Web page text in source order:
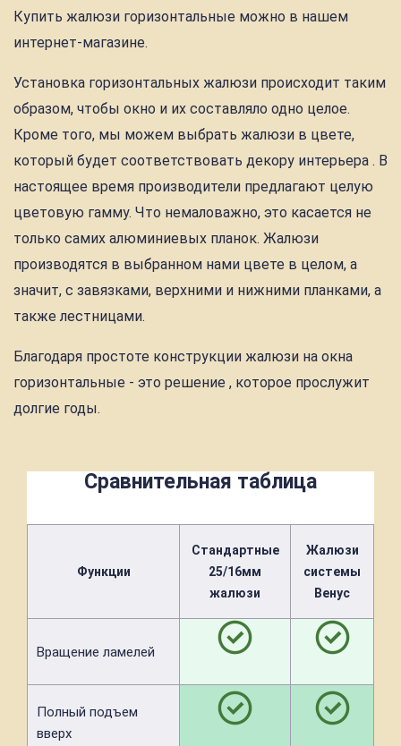
Купить жалюзи горизонтальные можно в нашем
интернет-магазине.
Установка горизонтальных жалюзи происходит таким
образом, чтобы окно и их составляло одно целое.
Кроме того, мы можем выбрать жалюзи в цвете,
который будет соответствовать декору интерьера . В
настоящее время производители предлагают целую
цветовую гамму. Что немаловажно, это касается не
только самих алюминиевых планок. Жалюзи
производятся в выбранном нами цвете в целом, а
значит, с завязками, верхними и нижними планками, а
также лестницами.
Благодаря простоте конструкции жалюзи на окна
горизонтальные - это решение , которое прослужит
долгие годы.
Сравнительная таблица
Функции
Стандартные
25/16мм
жалюзи
Жалюзи
системы
Венус
Вращение ламелей
Полный подъем
вверх